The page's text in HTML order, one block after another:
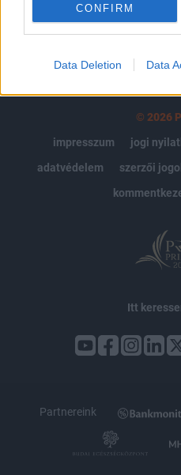
CONFIRM
Data Deletion Data
© 2026
impresszum
jogi
adatvédelem
szerzői
Itt
Partnereink